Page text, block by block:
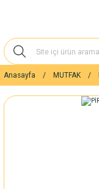
Anasayfa MUTFAK